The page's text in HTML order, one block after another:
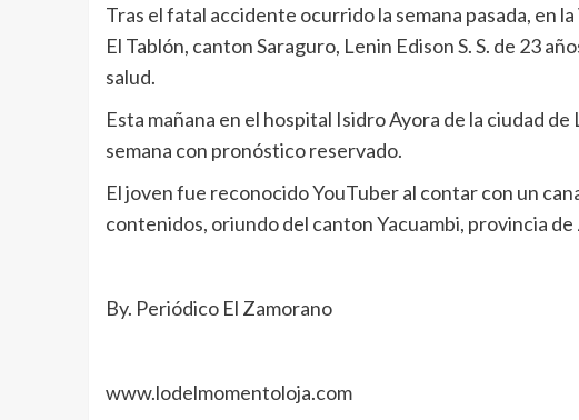
Tras el fatal accidente ocurrido la semana pasada, en
El Tablón, canton Saraguro, Lenin Edison S. S. de 23
salud.
Esta mañana en el hospital Isidro Ayora de la ciudad
semana con pronóstico reservado.
El joven fue reconocido YouTuber al contar con un
contenidos, oriundo del canton Yacuambi, provincia
By. Periódico El Zamorano
www.lodelmomentoloja.com